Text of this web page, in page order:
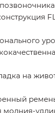
на
молния-